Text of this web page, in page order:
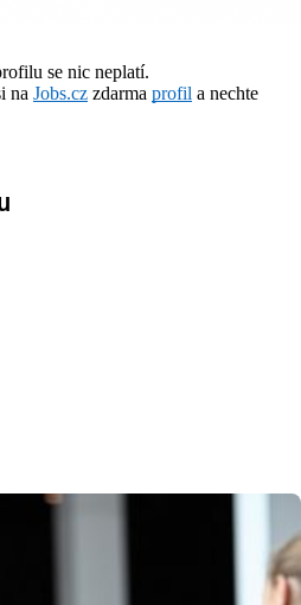
se nic neplatí.
na Jobs.cz zdarma profil a nechte